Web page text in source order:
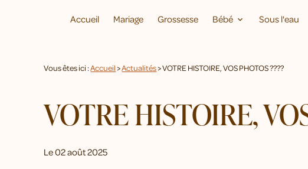
Accueil Mariage Grossesse Bébé Sous l'eau
Vous êtes ici :Accueil>Actualités> VOTRE HISTOIRE, VOS PHOTOS ????
VOTRE HISTOIRE,
Le02 août 2025